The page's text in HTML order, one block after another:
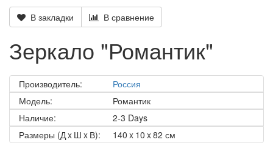
В закладки В сравнение
Зеркало "Романтик"
Производитель:
Россия
Модель:
Романтик
Наличие:
2-3 Days
Размеры (Д x Ш x В):
140 x 10 x 82 см